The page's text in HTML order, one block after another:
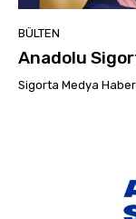
BÜLTEN
Anadolu
Sigorta Medya Haber